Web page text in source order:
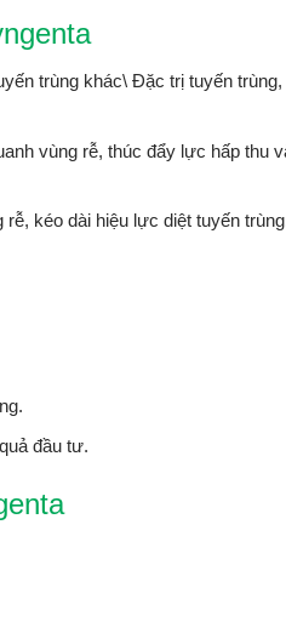
trùng khác\ Đặc trị tuyến
vùng rễ, thúc đẩy lực hấp thu
kéo dài hiệu lực diệt tuyến
đầu tư.